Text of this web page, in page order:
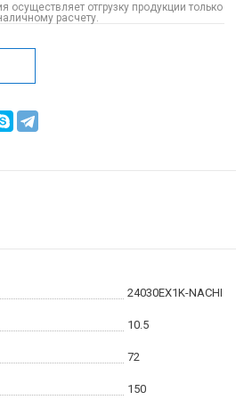
отгрузку продукции только
расчету.
24030EX1K-NACHI
10.5
72
150